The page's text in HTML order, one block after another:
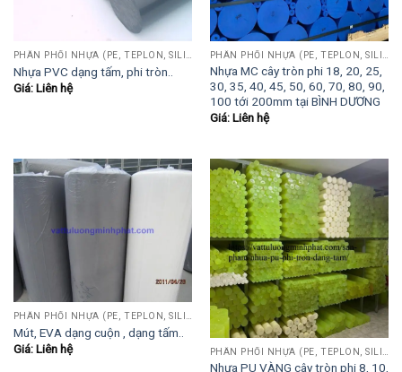
PHÂN PHỐI NHỰA (PE, TEPLON, SILICON, PHÍP CÁCH ĐIỆN, POM...)
Nhựa PVC dạng tấm, phi tròn..
Giá: Liên hệ
PHÂN PHỐI NHỰA (PE, TEPLON, SILICON, PHÍP CÁCH ĐIỆN, POM...)
Nhựa MC cây tròn phi 18, 20, 25,
30, 35, 40, 45, 50, 60, 70, 80, 90,
100 tới 200mm tại BÌNH DƯƠNG
Giá: Liên hệ
Mút, EVA dạng cuộn , dạng tấm..
Giá: Liên hệ
Nhựa PU VÀNG cây tròn phi 8, 10,